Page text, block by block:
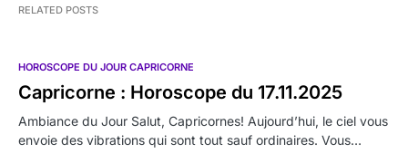
RELATED POSTS
HOROSCOPE DU JOUR CAPRICORNE
Capricorne : Horoscope du 17.11.2025
Ambiance du Jour Salut, Capricornes! Aujourd’hui, le ciel vous
envoie des vibrations qui sont tout sauf ordinaires. Vous…